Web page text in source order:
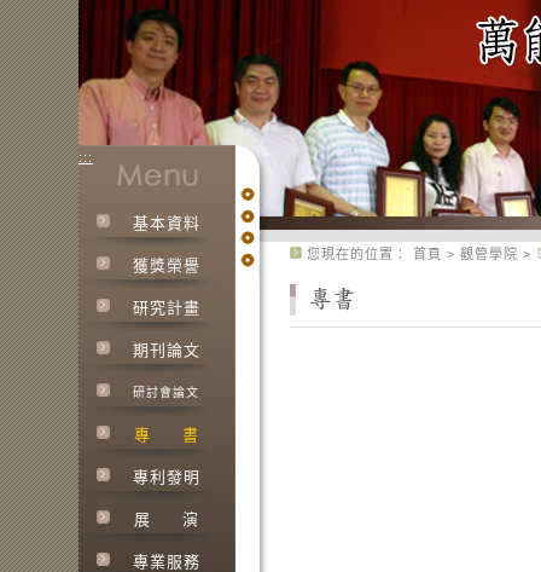
:::
基本資料
獲獎榮譽
研究計畫
期刊論文
研討會論文
專 書
專利發明
展 演
專業服務
您現在的位置： 首頁 > 觀管學院 >